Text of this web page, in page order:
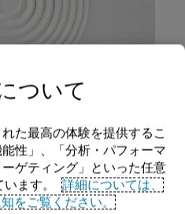
ついて
た最高の体験を提供するこ
性」、「分析・パフォーマ
ゲティング」といった任意
ます。
詳細については、
をご覧ください。